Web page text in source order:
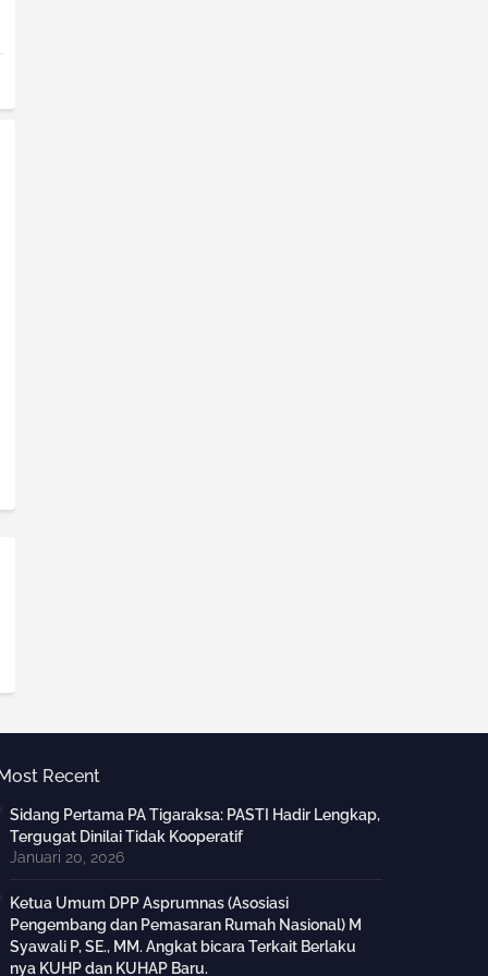
Recent
Sidang Pertama PA Tigaraksa: PASTI Hadir Lengkap,
Tergugat Dinilai Tidak Kooperatif
Januari 20, 2026
Ketua Umum DPP Asprumnas (Asosiasi
Pengembang dan Pemasaran Rumah Nasional) M
Syawali P, SE., MM. Angkat bicara Terkait Berlaku
nya KUHP dan KUHAP Baru.